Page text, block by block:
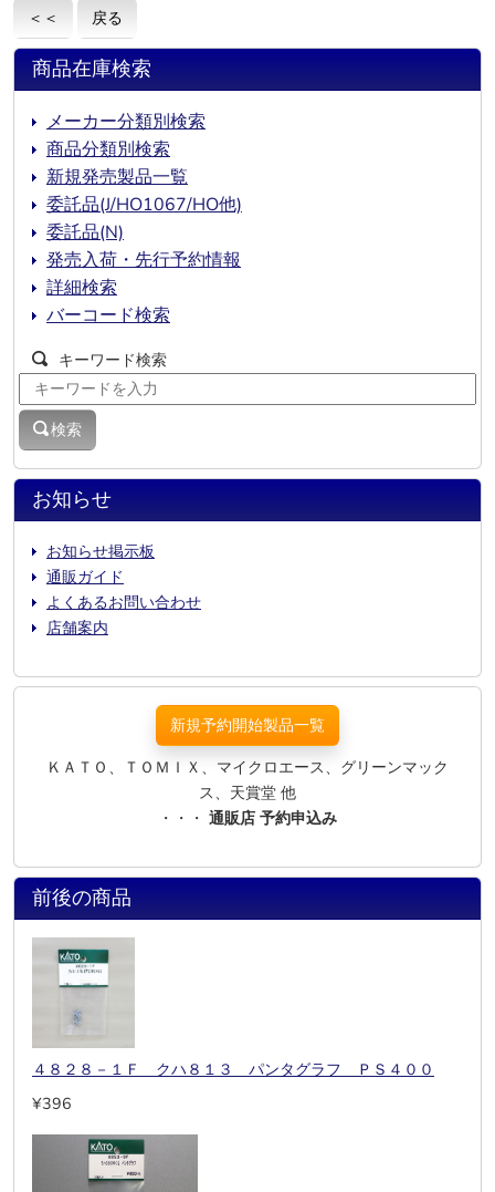
＜＜ 戻る
お知らせ
お知らせ掲示板
通販ガイド
よくあるお問い合わせ
店舗案内
商品在庫検索
メーカー分類別検索
商品分類別検索
新規発売製品一覧
委託品(J/HO1067/HO他)
委託品(N)
発売入荷・先行予約情報
詳細検索
バーコード検索
キーワード検索
検索
新規予約開始製品一覧
ＫＡＴＯ、ＴＯＭＩＸ、マイクロエース、グリーンマック
ス、天賞堂 他
・・・ 通販店 予約申込み
前後の商品
４８２８－１Ｆ クハ８１３ パンタグラフ ＰＳ４００
¥396